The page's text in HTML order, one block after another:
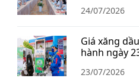
24/07/2026
Giá xăng
hành ngày
23/07/2026